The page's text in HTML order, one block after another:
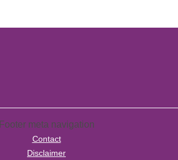
Footer meta navigation
Contact
Disclaimer